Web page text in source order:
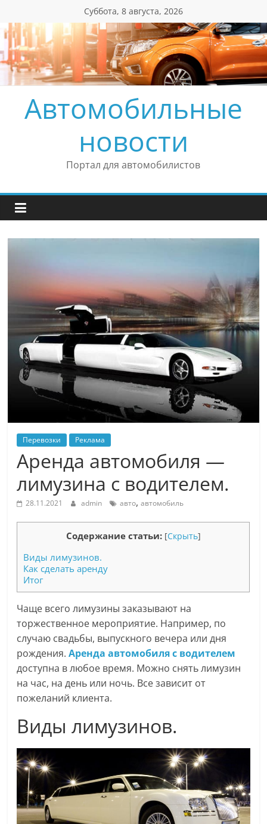
содержимому
Суббота, 8 августа, 2026
Автомобильные
новости
Портал для автомобилистов
Перевозки Реклама
Аренда автомобиля —
лимузина с водителем.
28.11.2021 admin авто,автомобиль
Содержание статьи: [Скрыть]
Виды лимузинов.
Как сделать аренду
Итог
Чаще всего лимузины заказывают на
торжественное мероприятие. Например, по
случаю свадьбы, выпускного вечера или дня
рождения.Аренда автомобиля с водителем
доступна в любое время. Можно снять лимузин
на час, на день или ночь. Все зависит от
пожеланий клиента.
Виды лимузинов.